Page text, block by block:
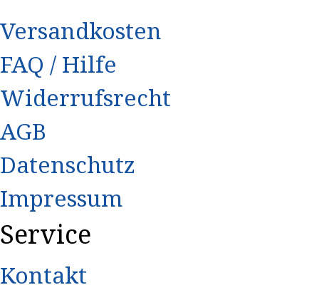
Versandkosten
FAQ / Hilfe
Widerrufsrecht
AGB
Datenschutz
Impressum
Service
Kontakt